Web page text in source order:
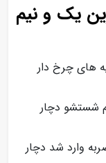
یک و نیم
های چرخ دار
شستشو دچار
وارد شد دچار